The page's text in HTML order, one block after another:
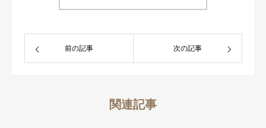
前の記事 次の記事
関連記事